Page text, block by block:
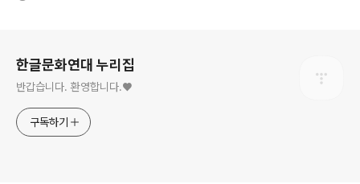
한글문화연대 누리집
반갑습니다. 환영합니다.♥
구독하기